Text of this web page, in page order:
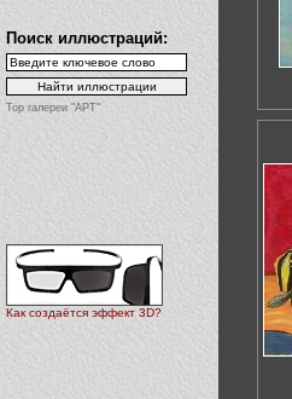
Поиск иллюстраций:
Top галереи "АРТ"
Как создаётся эффект 3D?